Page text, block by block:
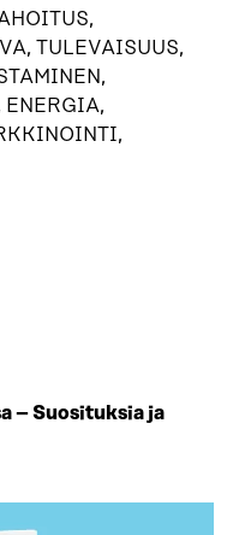
TULEVAISUUS,
ENERGIA,
– Suosituksia ja